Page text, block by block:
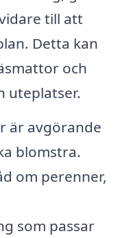
till att
Detta kan
och
uteplatser.
är avgörande
blomstra.
om perenner,
som passar